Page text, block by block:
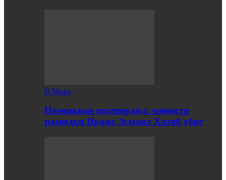
В Мире
Пезешкиан подтвердил: министр
разведки Ирана Эсмаил Хатиб убит